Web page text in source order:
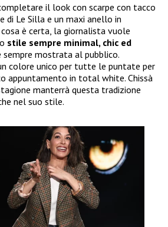
il look con scarpe con tacco
di Le Silla e un maxi anello in
è certa, la giornalista vuole
stile sempre minimal, chic ed
sempre mostrata al pubblico.
colore unico per tutte le puntate per
appuntamento in total white. Chissà
manterrà questa tradizione
nel suo stile.